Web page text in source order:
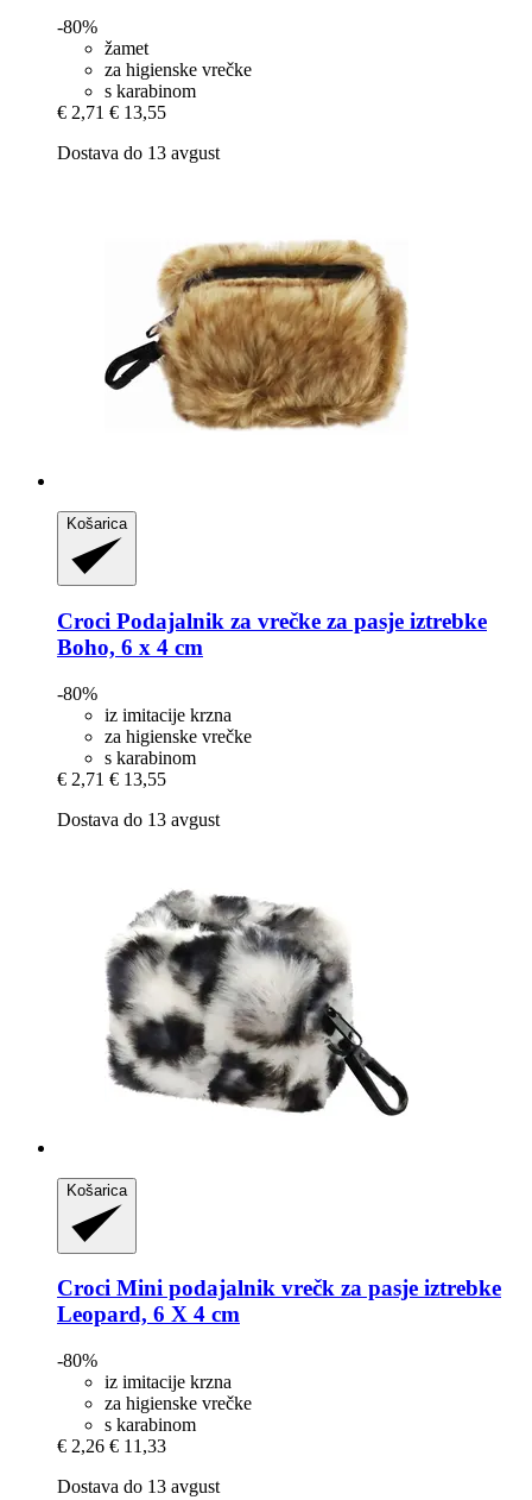
-80%
žamet
za higienske vrečke
s karabinom
€ 2,71 € 13,55
Dostava do 13 avgust
Košarica
Croci Podajalnik za vrečke za pasje iztrebke
Boho, 6 x 4 cm
-80%
iz imitacije krzna
za higienske vrečke
s karabinom
€ 2,71 € 13,55
Dostava do 13 avgust
Košarica
Croci Mini podajalnik vrečk za pasje iztrebke
Leopard, 6 X 4 cm
-80%
iz imitacije krzna
za higienske vrečke
s karabinom
€ 2,26 € 11,33
Dostava do 13 avgust